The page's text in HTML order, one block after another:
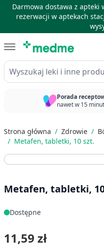
Darmowa dostawa z apteki
rezerwacji w aptekach
Wyszukaj leki i inne produkty
Porada
nawet w 15 minut
Strona główna / Zdrowie /
/ Metafen, tabletki, 10 szt.
Metafen, tabletki,
Dostępne
11,59 zł